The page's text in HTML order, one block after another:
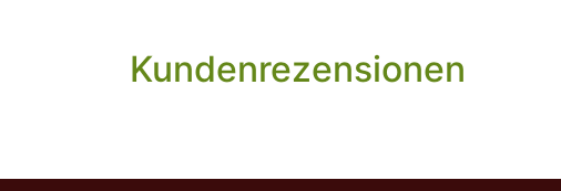
Kundenrezensionen